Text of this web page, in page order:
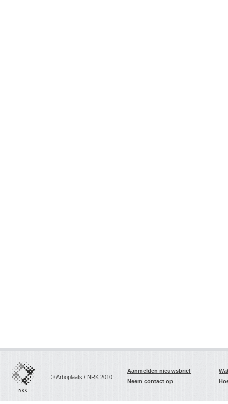
© Arboplaats / NRK 2010
Aanmelden nieuwsbrief
Neem contact op